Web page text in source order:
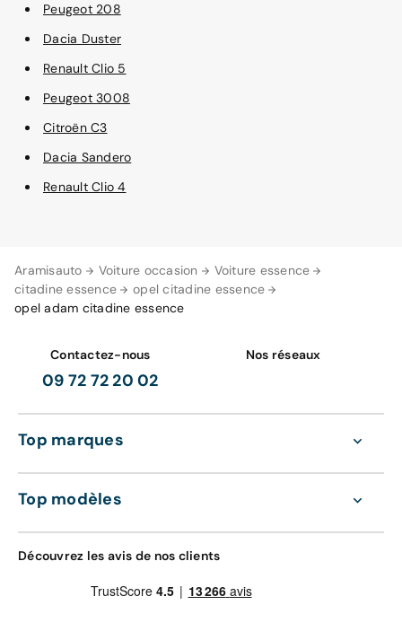
Aramisauto Voiture occasion
Voiture essence
citadine essence
opel citadine essence
opel adam citadine essence
Peugeot 208
Dacia Duster
Renault Clio 5
Peugeot 3008
Citroën C3
Dacia Sandero
Renault Clio 4
Contactez-nous
09 72 72 20 02
Nos réseaux
Top marques
Top modèles
Découvrez les avis de nos clients